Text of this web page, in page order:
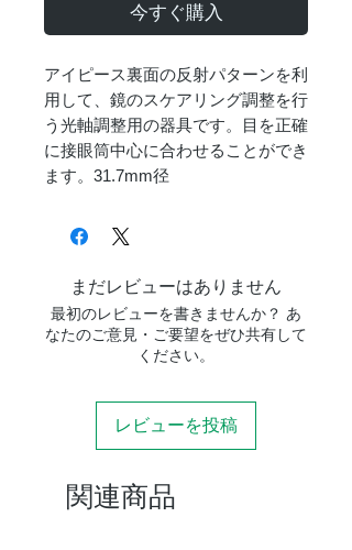
今すぐ購入
アイピース裏面の反射パターンを利
用して、鏡のスケアリング調整を行
う光軸調整用の器具です。目を正確
に接眼筒中心に合わせることができ
ます。31.7mm径
まだレビューはありません
最初のレビューを書きませんか？ あ
なたのご意見・ご要望をぜひ共有して
ください。
レビューを投稿
関連商品